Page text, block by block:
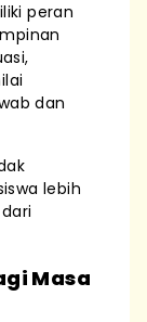
peran
dan
lebih
Masa